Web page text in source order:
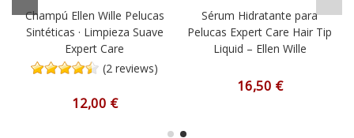
Champú Ellen Wille Pelucas
Sintéticas · Limpieza Suave
Expert Care
(2 reviews)
12,00 €
Sérum Hidratante para
Pelucas Expert Care Hair Tip
Liquid – Ellen Wille
16,50 €